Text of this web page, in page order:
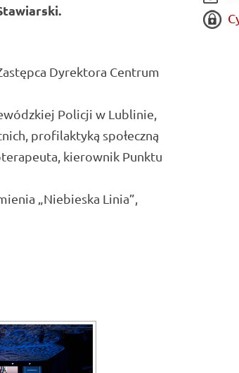
.
Dyrektora Centrum
Policji w Lublinie,
profilaktyką społeczną
kierownik Punktu
„Niebieska Linia”,